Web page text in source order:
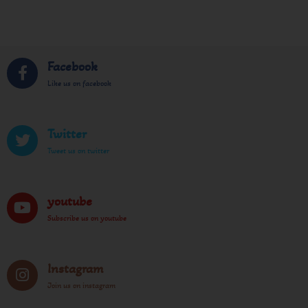
Facebook
Like us on facebook
Twitter
Tweet us on twitter
youtube
Subscribe us on youtube
Instagram
Join us on instagram